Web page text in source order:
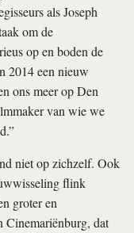
als Joseph
om de
op en boden de
2014 een nieuw
ons meer op Den
van wie we
niet op zichzelf. Ook
flink
groter en
Cinemariënburg, dat